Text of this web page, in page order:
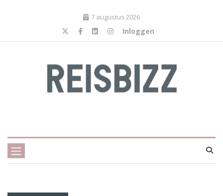
7 augustus 2026
Inloggen